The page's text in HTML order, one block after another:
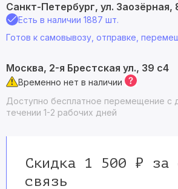
Санкт-Петербург, ул. Заозёрная,
Есть в наличии 1887 шт.
Готов к самовывозу, отправке,
Москва, 2-я Брестская ул., 39 с4
Временно нет в наличии
Доступно бесплатное перемещение с
течении 1-2 рабочих дней
Скидка 1 500 ₽ за
связь